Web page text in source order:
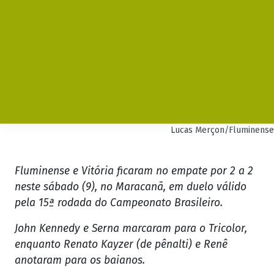
Lucas Merçon/Fluminense
Fluminense e Vitória ficaram no empate por 2 a 2
neste sábado (9), no Maracanã, em duelo válido
pela 15ª rodada do Campeonato Brasileiro.
John Kennedy e Serna marcaram para o Tricolor,
enquanto Renato Kayzer (de pênalti) e Renê
anotaram para os baianos.